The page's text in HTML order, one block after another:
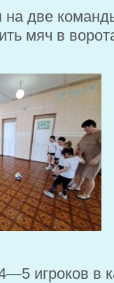
на две
мяч в
—5 игроков в